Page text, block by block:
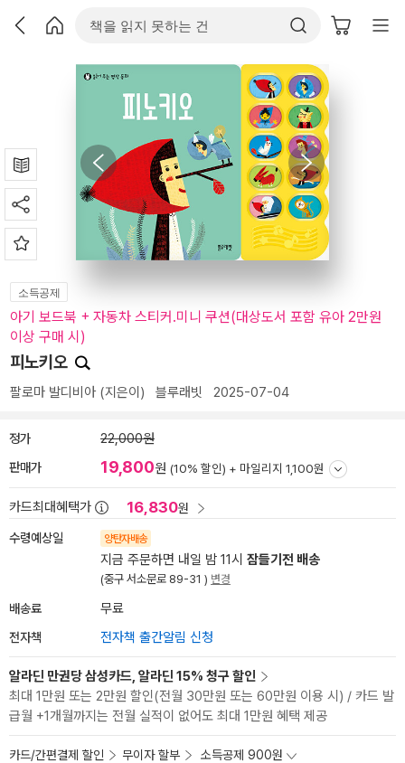
소득공제
아기 보드북 + 자동차 스티커.미니 쿠션(대상도서 포함 유아 2만원
이상 구매 시)
피노키오
팔로마 발디비아 (지은이) 블루래빗 2025-07-04
정가 22,000원
판매가 19,800원 (10% 할인) + 마일리지 1,100원
카드최대혜택가 16,830원
수령예상일 양탄자배송
지금 주문하면 내일 밤 11시 잠들기전 배송
(중구 서소문로 89-31 ) 변경
배송료 무료
전자책 전자책 출간알림 신청
알라딘 만권당 삼성카드, 알라딘 15% 청구 할인
최대 1만원 또는 2만원 할인(전월 30만원 또는 60만원 이용 시) / 카드 발
급월 +1개월까지는 전월 실적이 없어도 최대 1만원 혜택 제공
카드/간편결제 할인 무이자 할부 소득공제 900원